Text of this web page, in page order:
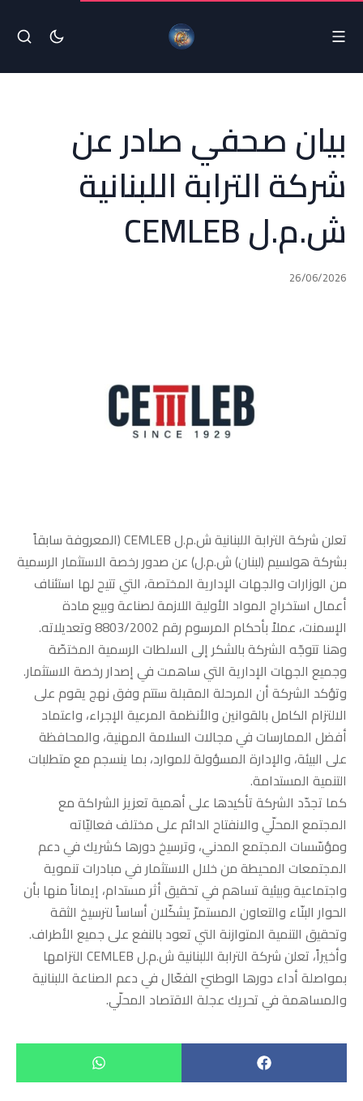
بيان صحفي صادر عن
شركة الترابة اللبنانية
ش.م.ل CEMLEB
26/06/2026
تعلن شركة الترابة اللبنانية ش.م.ل CEMLEB (المعروفة سابقاً
بشركة هولسيم (لبنان) ش.م.ل) عن صدور رخصة الاستثمار الرسمية
من الوزارات والجهات الإدارية المختصة، التي تتيح لها استئناف
أعمال استخراج المواد الأولية اللازمة لصناعة وبيع مادة
الإسمنت، عملاً بأحكام المرسوم رقم 8803/2002 وتعديلاته.
وهنا تتوجّه الشركة بالشكر إلى السلطات الرسمية المختصّة
وجميع الجهات الإدارية التي ساهمت في إصدار رخصة الاستثمار.
وتؤكد الشركة أن المرحلة المقبلة ستتم وفق نهج يقوم على
الالتزام الكامل بالقوانين والأنظمة المرعية الإجراء، واعتماد
أفضل الممارسات في مجالات السلامة المهنية، والمحافظة
على البيئة، والإدارة المسؤولة للموارد، بما ينسجم مع متطلبات
التنمية المستدامة.
كما تجدّد الشركة تأكيدها على أهمية تعزيز الشراكة مع
المجتمع المحلّي والانفتاح الدائم على مختلف فعاليّاته
ومؤسّسات المجتمع المدني، وترسيخ دورها كشريك في دعم
المجتمعات المحيطة من خلال الاستثمار في مبادرات تنموية
واجتماعية وبيئية تساهم في تحقيق أثر مستدام، إيماناً منها بأن
الحوار البنّاء والتعاون المستمرّ يشكّلان أساساً لترسيخ الثقة
وتحقيق التنمية المتوازنة التي تعود بالنفع على جميع الأطراف.
وأخيراً، تعلن شركة الترابة اللبنانية ش.م.ل CEMLEB التزامها
بمواصلة أداء دورها الوطنيّ الفعّال في دعم الصناعة اللبنانية
والمساهمة في تحريك عجلة الاقتصاد المحلّي.